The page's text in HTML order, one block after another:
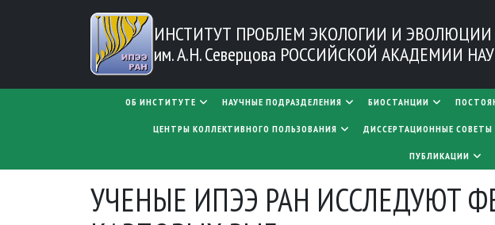
Перейти к основному содержанию
ИНСТИТУТ ПРОБЛЕМ ЭКОЛОГИИ И ЭВОЛЮЦИИ
им. А.Н. Северцова РОССИЙСКОЙ АКАДЕМИИ
MAIN NAVIGATION
ОБ ИНСТИТУТЕ НАУЧНЫЕ ПОДРАЗДЕЛЕНИЯ БИОСТАНЦИИ
ЦЕНТРЫ КОЛЛЕКТИВНОГО ПОЛЬЗОВАНИЯ ​​​​​​​ДИССЕРТАЦИОННЫЕ СОВЕТЫ
ПУБЛИКАЦИИ
УЧЕНЫЕ ИПЭЭ РАН ИССЛЕДУЮТ